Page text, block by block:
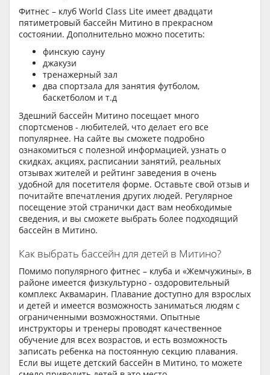
Фитнес – клуб World Class Lite имеет двадцати
пятиметровый бассейн Митино в прекрасном
состоянии. Дополнительно можно посетить:
финскую сауну
джакузи
тренажерный зал
два спортзала для занятия футболом,
баскетболом и т.д
Здешний бассейн Митино посещает много
спортсменов - любителей, что делает его все
популярнее. На сайте вы сможете подробно
ознакомиться с полезной информацией, узнать о
скидках, акциях, расписании занятий, реальных
отзывах жителей и рейтинг заведения в очень
удобной для посетителя форме. Оставьте свой отзыв и
почитайте впечатления других людей. Регулярное
посещение этой странички даст вам необходимые
сведения, и вы сможете выбрать более подходящий
бассейн в Митино.
Как выбрать бассейн для детей в Митино?
Помимо популярного фитнес – клуба и «Жемчужины», в
районе имеется физкультурно - оздоровительный
комплекс Аквамарин. Плавание доступно для взрослых
и детей и имеется возможность заниматься людям с
ограниченными возможностями. Опытные
инструкторы и тренеры проводят качественное
обучение для всех возрастов, и есть возможность
записать ребенка на постоянную секцию плавания.
Если вы ищете детский бассейн в Митино, то можете